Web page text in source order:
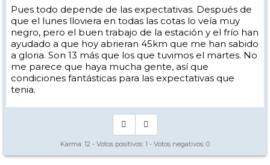
Pues todo depende de las expectativas. Después de
que el lunes lloviera en todas las cotas lo veía muy
negro, pero el buen trabajo de la estación y el frío han
ayudado a que hoy abrieran 45km que me han sabido
a gloria. Son 13 más que los que tuvimos el martes. No
me parece que haya mucha gente, así que
condiciones fantásticas para las expectativas que
tenia.
Karma: 12 - Votos positivos: 1 - Votos negativos: 0